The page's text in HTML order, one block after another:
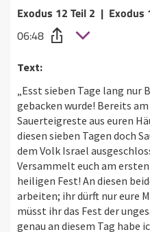
Exodus 12 Teil 2 | Exodus
06:48
Text:
„Esst sieben Tage lang nur
gebacken wurde! Bereits
Sauerteigreste aus euren
diesen sieben Tagen doch
dem Volk Israel
Versammelt euch am
heiligen Fest! An diesen
arbeiten; ihr dürft nur eure
müsst ihr das Fest der
genau an diesem Tag habe